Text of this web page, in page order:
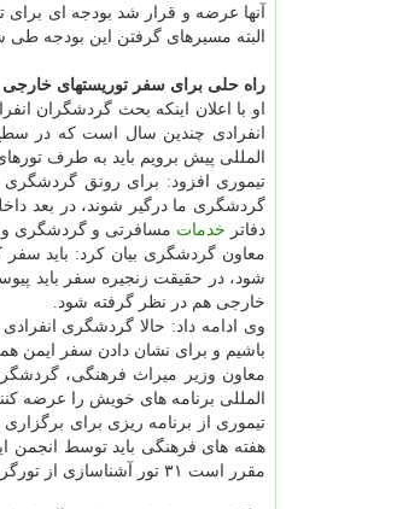
آنها عرضه و قرار شد بودجه ای
البته مسیرهای گرفتن این بودجه
راه حلی برای سفر توریستهای خارجی
او با اعلان اینکه بحث گردشگران
انفرادی چندین سال است که در
المللی پیش برویم باید به طرف
تیموری افزود: برای رونق
گردشگری ما درگیر شوند، در بعد
دفاتر خدمات مسافرتی و گردشگری و
معاون گردشگری بیان کرد: باید
شود، در حقیقت زنجیره سفر باید
خارجی هم در نظر گرفته شود.
وی ادامه داد: حالا گردشگری
باشیم و برای نشان دادن سفر ایمن
معاون وزیر میراث فرهنگی،
المللی برنامه های خویش را عرضه
هفته های فرهنگی باید توسط انجمن
مقرر است ۳۱ تور آشناسازی از تورگردانان، اصحاب رسانه، بلاگرها، افراد مؤثر و... یک استان در استان های هم جوار و منطقه اجرا شود.